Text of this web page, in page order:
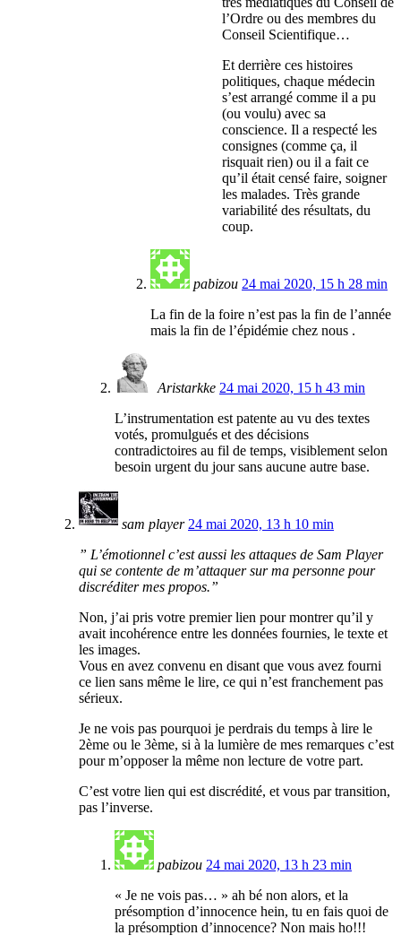
l’Ordre ou des membres du
Conseil Scientifique…
Et derrière ces histoires
politiques, chaque médecin
s’est arrangé comme il a pu
(ou voulu) avec sa
conscience. Il a respecté les
consignes (comme ça, il
risquait rien) ou il a fait ce
qu’il était censé faire, soigner
les malades. Très grande
variabilité des résultats, du
coup.
pabizou 24 mai 2020, 15 h 28 min
La fin de la foire n’est pas la fin de l’année
mais la fin de l’épidémie chez nous .
Aristarkke 24 mai 2020, 15 h 43 min
L’instrumentation est patente au vu des textes
votés, promulgués et des décisions
contradictoires au fil de temps, visiblement selon
besoin urgent du jour sans aucune autre base.
sam player 24 mai 2020, 13 h 10 min
” L’émotionnel c’est aussi les attaques de Sam Player
qui se contente de m’attaquer sur ma personne pour
discréditer mes propos.”
Non, j’ai pris votre premier lien pour montrer qu’il y
avait incohérence entre les données fournies, le texte et
les images.
Vous en avez convenu en disant que vous avez fourni
ce lien sans même le lire, ce qui n’est franchement pas
sérieux.
Je ne vois pas pourquoi je perdrais du temps à lire le
2ème ou le 3ème, si à la lumière de mes remarques c’est
pour m’opposer la même non lecture de votre part.
C’est votre lien qui est discrédité, et vous par transition,
pas l’inverse.
pabizou 24 mai 2020, 13 h 23 min
« Je ne vois pas… » ah bé non alors, et la
présomption d’innocence hein, tu en fais quoi de
la présomption d’innocence? Non mais ho!!!